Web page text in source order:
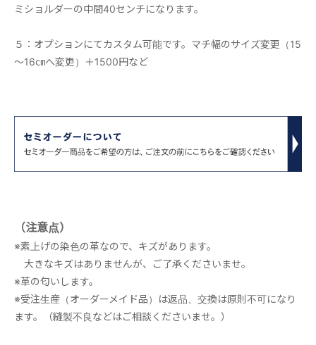
ミショルダーの中間40センチになります。
５：オプションにてカスタム可能です。マチ幅のサイズ変更（15
～16㎝へ変更）＋1500円など
（注意点）
※素上げの染色の革なので、キズがあります。
大きなキズはありませんが、ご了承くださいませ。
※革の匂いします。
※受注生産（オーダーメイド品）は返品、交換は原則不可になり
ます。（縫製不良などはご相談くださいませ。）